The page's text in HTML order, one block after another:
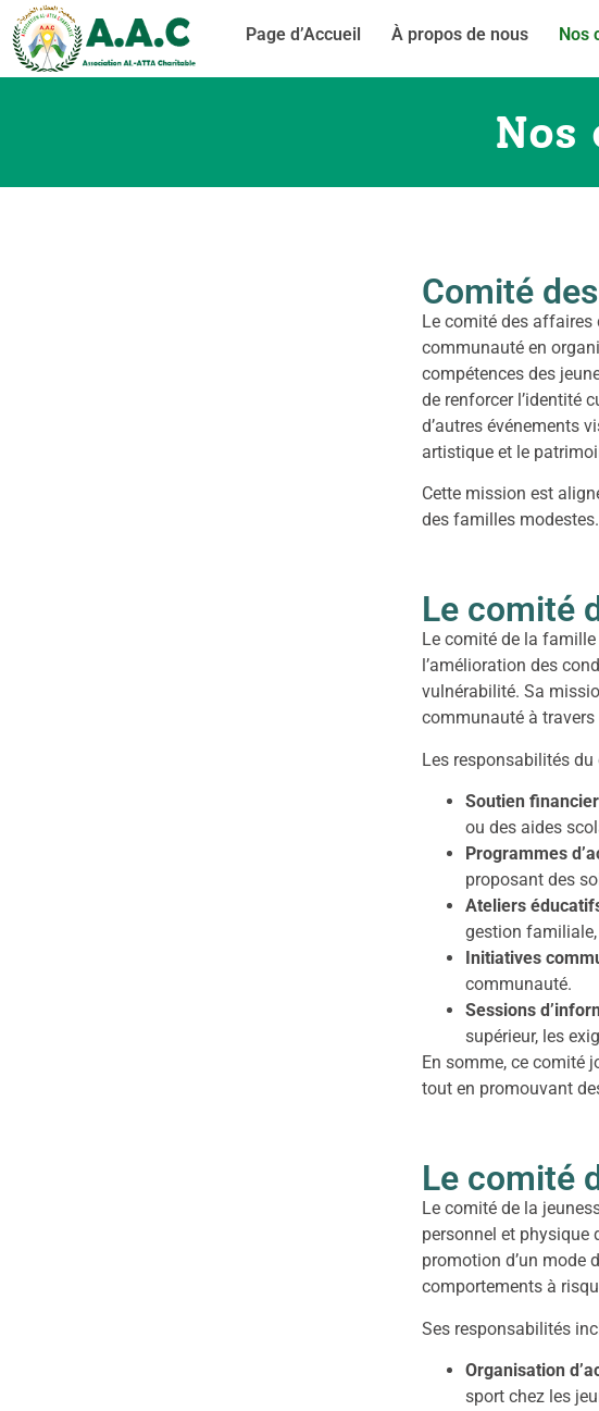
Page d’Accueil À propos de nous Nos
Nos
Comité
Le comité des affaires
communauté en
compétences des
de renforcer l’identité
d’autres événements
artistique et le
Cette mission est
des familles modestes.
Le comité
Le comité de la
l’amélioration des
vulnérabilité. Sa
communauté à
Les responsabilités
Soutien
ou des aides
Programmes
proposant des
Ateliers
gestion familiale,
Initiatives
communauté.
Sessions
supérieur, les
En somme, ce comité
tout en promouvant
Le comité
Le comité de la
personnel et physique
promotion d’un mode
comportements à
Ses responsabilités
Organisation
sport chez les